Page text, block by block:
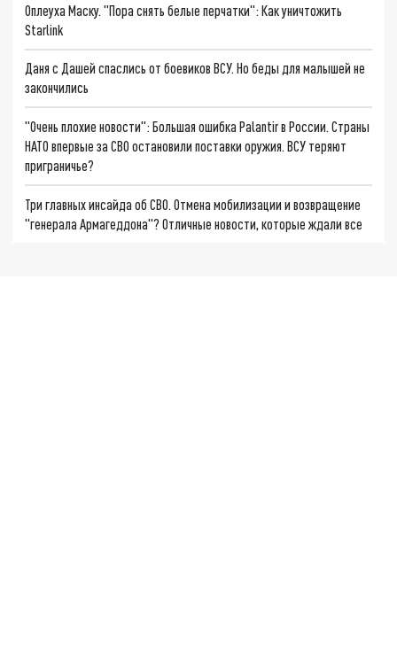
Оплеуха Маску. "Пора снять белые перчатки": Как уничтожить
Starlink
Даня с Дашей спаслись от боевиков ВСУ. Но беды для малышей не
закончились
"Очень плохие новости": Большая ошибка Palantir в России. Страны
НАТО впервые за СВО остановили поставки оружия. ВСУ теряют
приграничье?
Три главных инсайда об СВО. Отмена мобилизации и возвращение
"генерала Армагеддона"? Отличные новости, которые ждали все